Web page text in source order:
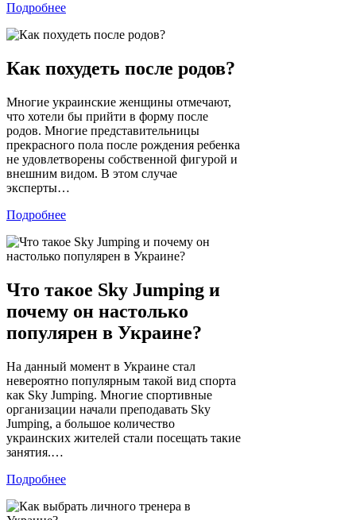
Подробнее
Как похудеть после родов?
Многие украинские женщины отмечают,
что хотели бы прийти в форму после
родов. Многие представительницы
прекрасного пола после рождения ребенка
не удовлетворены собственной фигурой и
внешним видом. В этом случае
эксперты…
Подробнее
Что такое Sky Jumping и
почему он настолько
популярен в Украине?
На данный момент в Украине стал
невероятно популярным такой вид спорта
как Sky Jumping. Многие спортивные
организации начали преподавать Sky
Jumping, а большое количество
украинских жителей стали посещать такие
занятия.…
Подробнее